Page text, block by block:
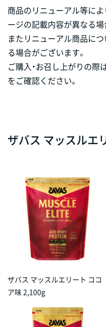
商品のリニューアル等に
ージの記載内容が異なる場
またリニューアル商品に
る場合がございます。
ご購入・お召し上がりの際
をご確認ください。
ザバス マッスルエ
ザバス マッスルエリート ココ
ア味 2,100g